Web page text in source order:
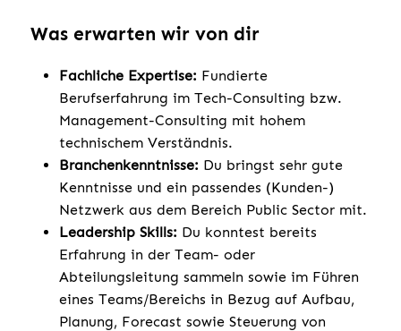
Was erwarten wir von dir
Fachliche Expertise: Fundierte
Berufserfahrung im Tech-Consulting bzw.
Management-Consulting mit hohem
technischem Verständnis.
Branchenkenntnisse: Du bringst sehr gute
Kenntnisse und ein passendes (Kunden-)
Netzwerk aus dem Bereich Public Sector mit.
Leadership Skills: Du konntest bereits
Erfahrung in der Team- oder
Abteilungsleitung sammeln sowie im Führen
eines Teams/Bereichs in Bezug auf Aufbau,
Planung, Forecast sowie Steuerung von